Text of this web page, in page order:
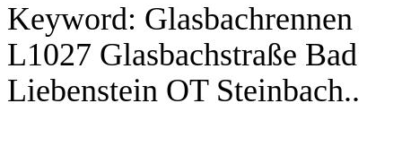
Keyword: Glasbachrennen
L1027 Glasbachstraße Bad
Liebenstein OT Steinbach..